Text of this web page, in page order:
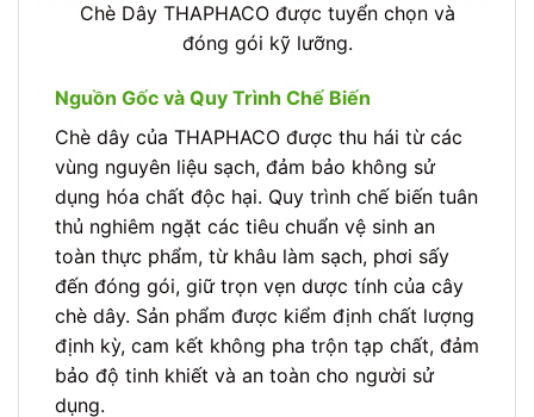
Chè Dây THAPHACO được tuyển chọn và
đóng gói kỹ lưỡng.
Nguồn Gốc và Quy Trình Chế Biến
Chè dây của THAPHACO được thu hái từ các
vùng nguyên liệu sạch, đảm bảo không sử
dụng hóa chất độc hại. Quy trình chế biến tuân
thủ nghiêm ngặt các tiêu chuẩn vệ sinh an
toàn thực phẩm, từ khâu làm sạch, phơi sấy
đến đóng gói, giữ trọn vẹn dược tính của cây
chè dây. Sản phẩm được kiểm định chất lượng
định kỳ, cam kết không pha trộn tạp chất, đảm
bảo độ tinh khiết và an toàn cho người sử
dụng.